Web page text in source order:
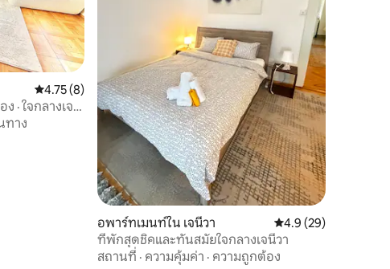
คะแนนเฉลี่ย 4.75 จาก 5, 8 รีวิว
4.75 (8)
· ใจกลางเจนี
ทาง
อพาร์ทเมนท์ใน เจนีวา คะแนนเฉลี่ย 4.9 จาก
4.9 (29)
ที่พักสุดชิคและทันสมัยใจกลางเจนีวา
สถานที่ · ความคุ้มค่า · ความถูกต้อง